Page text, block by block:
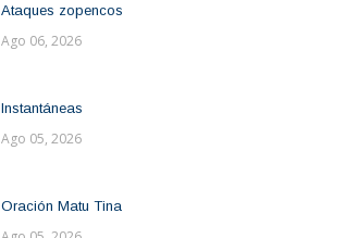
Ataques zopencos
Ago 06, 2026
Instantáneas
Ago 05, 2026
Oración Matu Tina